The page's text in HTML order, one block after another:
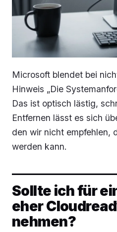
Microsoft blendet bei
Hinweis „Die
Das ist optisch lästig,
Entfernen lässt es sich
den wir nicht empfehlen,
werden kann.
Sollte ich für
eher
nehmen?